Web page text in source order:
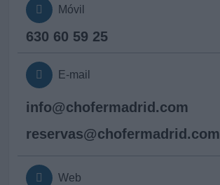
Móvil
630 60 59 25
E-mail
info@chofermadrid.com
reservas@chofermadrid.com
Web